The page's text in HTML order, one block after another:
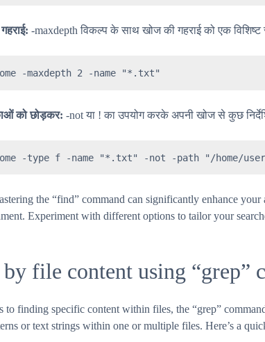
-maxdepth विकल्प के साथ खोज की गहराई को एक
-maxdepth 2 -name "*.txt"
को छोड़कर: -not या ! का उपयोग करके अपनी खोज से कुछ
-type f -name "*.txt" -not -path "/home/
the “find” command can significantly enhance
Experiment with different options to tailor your
by file content using “grep”
to finding specific content within files, the “grep”
or text strings within one or multiple files. Here’s a